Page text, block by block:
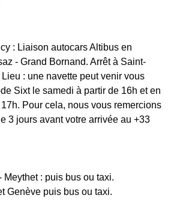
: Liaison autocars Altibus en
- Grand Bornand. Arrêt à Saint-
: une navette peut venir vous
Sixt le samedi à partir de 16h et en
Pour cela, nous vous remercions
3 jours avant votre arrivée au +33
Meythet : puis bus ou taxi.
Genève puis bus ou taxi.